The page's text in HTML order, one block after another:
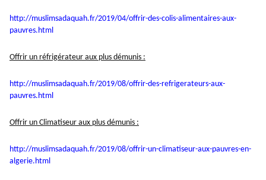
http://muslimsadaquah.fr/2019/04/offrir-des-colis-alimentaires-aux-
pauvres.html
Offrir un réfrigérateur aux plus démunis :
http://muslimsadaquah.fr/2019/08/offrir-des-refrigerateurs-aux-
pauvres.html
Offrir un Climatiseur aux plus démunis :
http://muslimsadaquah.fr/2019/08/offrir-un-climatiseur-aux-pauvres-en-
algerie.html